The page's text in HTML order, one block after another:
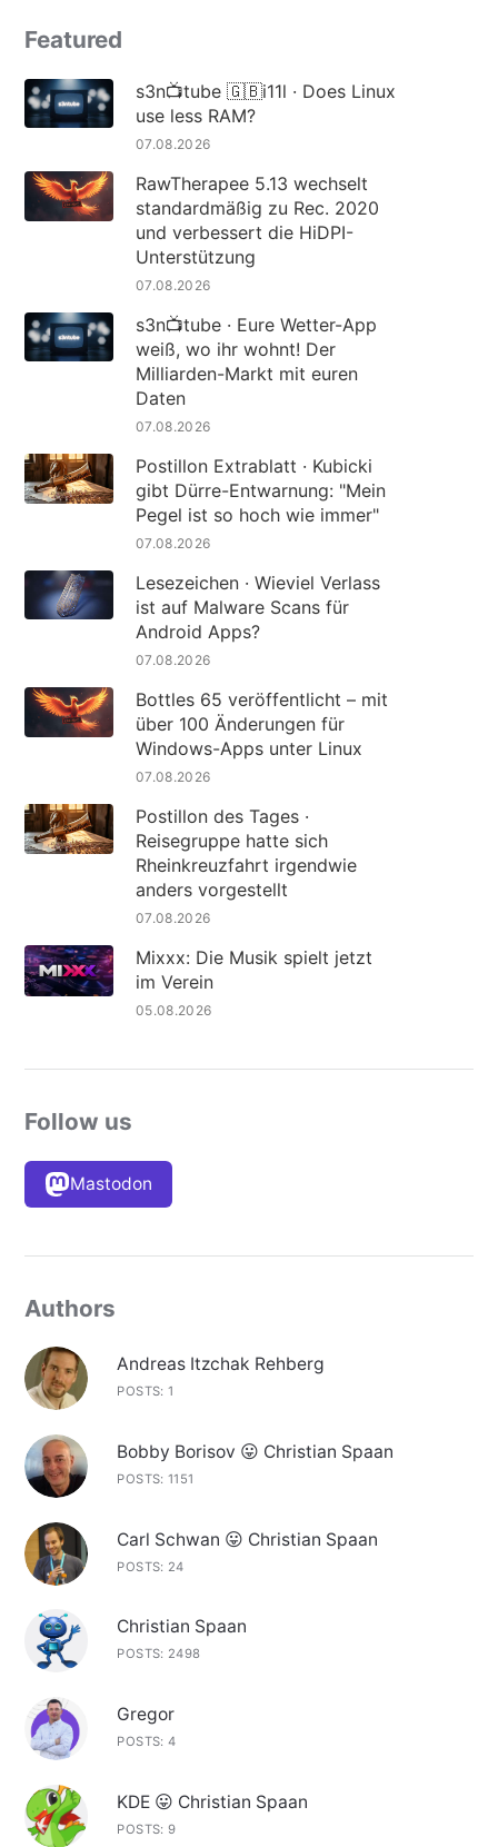
Featured
s3n📺tube 🇬🇧i11l · Does Linux
use less RAM?
07.08.2026
RawTherapee 5.13 wechselt
standardmäßig zu Rec. 2020
und verbessert die HiDPI-
Unterstützung
07.08.2026
s3n📺tube · Eure Wetter-App
weiß, wo ihr wohnt! Der
Milliarden-Markt mit euren
Daten
07.08.2026
Postillon Extrablatt · Kubicki
gibt Dürre-Entwarnung: "Mein
Pegel ist so hoch wie immer"
07.08.2026
Lesezeichen · Wieviel Verlass
ist auf Malware Scans für
Android Apps?
07.08.2026
Bottles 65 veröffentlicht – mit
über 100 Änderungen für
Windows-Apps unter Linux
07.08.2026
Postillon des Tages ·
Reisegruppe hatte sich
Rheinkreuzfahrt irgendwie
anders vorgestellt
07.08.2026
Mixxx: Die Musik spielt jetzt
im Verein
05.08.2026
Follow us
Mastodon
Authors
Andreas Itzchak Rehberg
POSTS: 1
Bobby Borisov 😛 Christian Spaan
POSTS: 1151
Carl Schwan 😛 Christian Spaan
POSTS: 24
Christian Spaan
POSTS: 2498
Gregor
POSTS: 4
KDE 😛 Christian Spaan
POSTS: 9